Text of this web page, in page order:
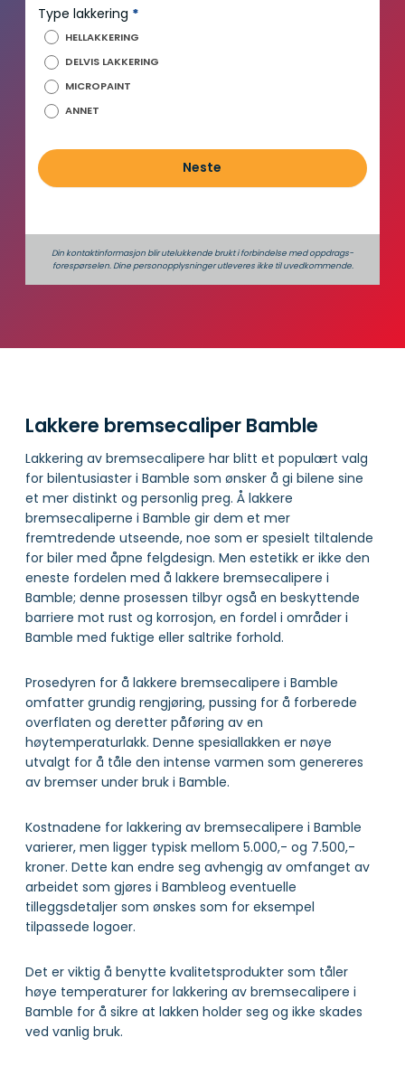
n
n
o
d
Type lakkering *
HELLAKKERING
DELVIS LAKKERING
MICROPAINT
ANNET
Neste
Din kontaktinformasjon blir utelukkende brukt i forbindelse med oppdrags­
forespørselen. Dine person­­opplysninger utleveres ikke til uvedkommende.
Lakkere bremsecaliper Bamble
Lakkering av bremsecalipere har blitt et populært valg
for bilentusiaster i Bamble som ønsker å gi bilene sine
et mer distinkt og personlig preg. Å lakkere
bremsecaliperne i Bamble gir dem et mer
fremtredende utseende, noe som er spesielt tiltalende
for biler med åpne felgdesign. Men estetikk er ikke den
eneste fordelen med å lakkere bremsecalipere i
Bamble; denne prosessen tilbyr også en beskyttende
barriere mot rust og korrosjon, en fordel i områder i
Bamble med fuktige eller saltrike forhold.
Prosedyren for å lakkere bremsecalipere i Bamble
omfatter grundig rengjøring, pussing for å forberede
overflaten og deretter påføring av en
høytemperaturlakk. Denne spesiallakken er nøye
utvalgt for å tåle den intense varmen som genereres
av bremser under bruk i Bamble.
Kostnadene for lakkering av bremsecalipere i Bamble
varierer, men ligger typisk mellom 5.000,- og 7.500,-
kroner. Dette kan endre seg avhengig av omfanget av
arbeidet som gjøres i Bambleog eventuelle
tilleggsdetaljer som ønskes som for eksempel
tilpassede logoer.
Det er viktig å benytte kvalitetsprodukter som tåler
høye temperaturer for lakkering av bremsecalipere i
Bamble for å sikre at lakken holder seg og ikke skades
ved vanlig bruk.